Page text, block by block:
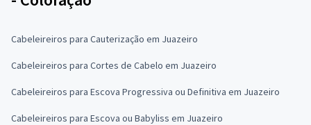
Cabeleireiros para Cauterização em Juazeiro
Cabeleireiros para Cortes de Cabelo em Juazeiro
Cabeleireiros para Escova Progressiva ou Definitiva em Juazeiro
Cabeleireiros para Escova ou Babyliss em Juazeiro